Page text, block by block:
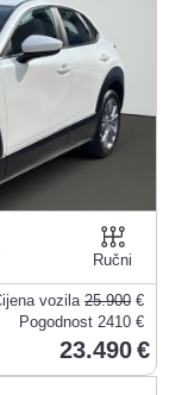
Ručni
vozila25.900 €
Pogodnost 2410 €
23.490